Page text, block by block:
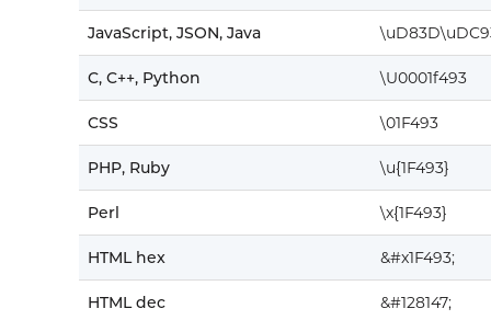
JavaScript, JSON, Java
C, C++, Python \U0001f493
CSS \01F493
PHP, Ruby \u{1F493}
Perl \x{1F493}
HTML hex &#x1F493;
HTML dec &#128147;